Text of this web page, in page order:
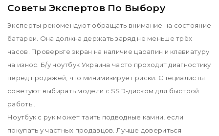
Советы Экспертов По Выбору
Эксперты рекомендуют обращать внимание на состояние
батареи. Она должна держать заряд не меньше трёх
часов. Проверьте экран на наличие царапин и клавиатуру
на износ. Б/у ноутбук Украина часто проходит диагностику
перед продажей, что минимизирует риски. Специалисты
советуют выбирать модели с SSD-диском для быстрой
работы.
Ноутбук с рук может таить подводные камни, если
покупать у частных продавцов. Лучше довериться